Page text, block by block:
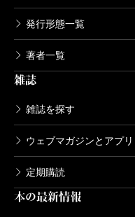
発行形態一覧
著者一覧
雑誌
雑誌を探す
ウェブマガジンとアプリ
定期購読
本の最新情報